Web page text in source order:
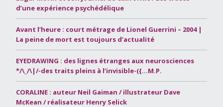
d’une expérience psychédélique
Avant l’heure : court métrage de Lionel Guerrini – 2004 |
La peine de mort est toujours d’actualité
EYEDRAWING : des lignes étranges aux neurosciences
*/\_/\|/-des traits pleins à l’invisible-({…M.P.
CORALINE : auteur Neil Gaiman / illustrateur Dave
McKean / réalisateur Henry Selick